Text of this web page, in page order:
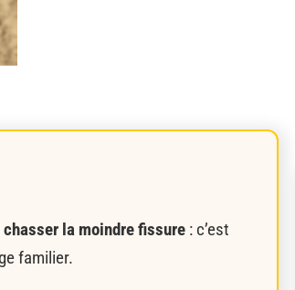
chasser la moindre fissure : c’est
familier.